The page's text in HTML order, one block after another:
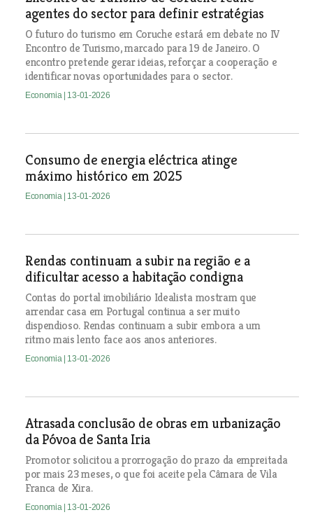
agentes do sector para definir estratégias
O futuro do turismo em Coruche estará em debate no IV
Encontro de Turismo, marcado para 19 de Janeiro. O
encontro pretende gerar ideias, reforçar a cooperação e
identificar novas oportunidades para o sector.
Economia | 13-01-2026
Consumo de energia eléctrica atinge
máximo histórico em 2025
Economia | 13-01-2026
Rendas continuam a subir na região e a
dificultar acesso a habitação condigna
Contas do portal imobiliário Idealista mostram que
arrendar casa em Portugal continua a ser muito
dispendioso. Rendas continuam a subir embora a um
ritmo mais lento face aos anos anteriores.
Economia | 13-01-2026
Atrasada conclusão de obras em urbanização
da Póvoa de Santa Iria
Promotor solicitou a prorrogação do prazo da empreitada
por mais 23 meses, o que foi aceite pela Câmara de Vila
Franca de Xira.
Economia | 13-01-2026